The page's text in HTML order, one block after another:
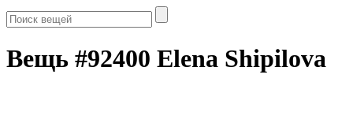
Вещь #92400 Elena Shipilova